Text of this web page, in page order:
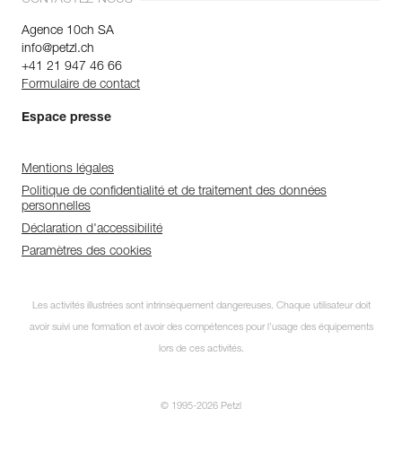
Agence 10ch SA
info@petzl.ch
+41 21 947 46 66
Formulaire de contact
Espace presse
Mentions légales
Politique de confidentialité et de traitement des données
personnelles
Déclaration d'accessibilité
Paramètres des cookies
Les activités illustrées sont intrinsèquement dangereuses. Chaque utilisateur doit
avoir suivi une formation et avoir des compétences pour l’usage des équipements
lors de ces activités.
© 1995-2026 Petzl